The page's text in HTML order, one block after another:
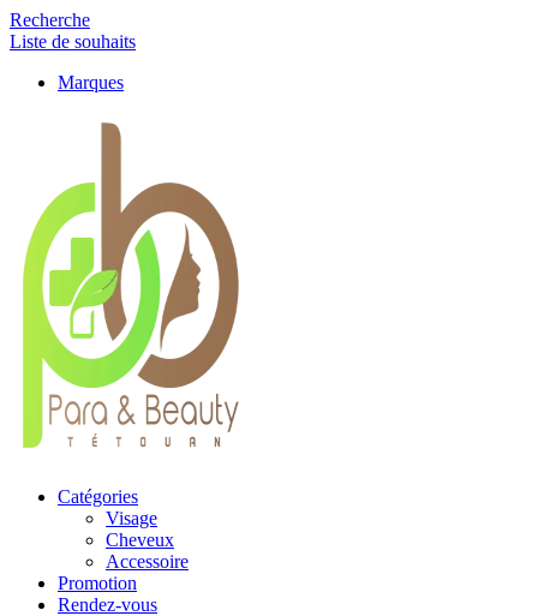
Recherche
Liste de souhaits
Marques
Catégories
Visage
Cheveux
Accessoire
Promotion
Rendez-vous